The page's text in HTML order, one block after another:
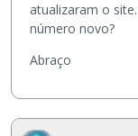
atualizaram o
número novo?
Abraço